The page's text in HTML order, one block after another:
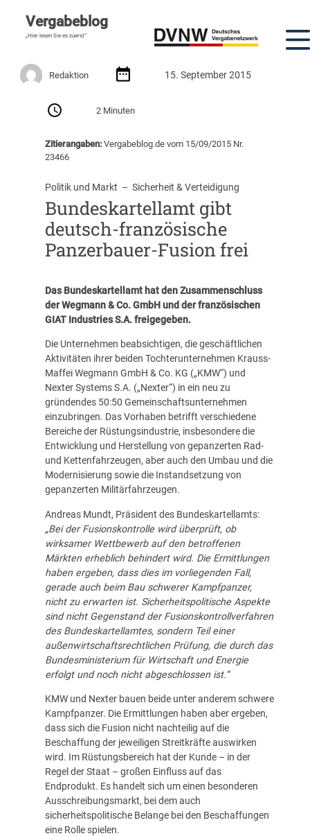
Vergabeblog
„Hier lesen Sie es zuerst“
Redaktion 15. September 2015
2 Minuten
Zitierangaben:Vergabeblog.de vom 15/09/2015 Nr.
23466
Politik und Markt
  –
Sicherheit & Verteidigung
Bundeskartellamt gibt
deutsch-französische
Panzerbauer-Fusion frei
Das Bundeskartellamt hat den Zusammenschluss
der Wegmann & Co. GmbH und der französischen
GIAT Industries S.A. freigegeben.
Die Unternehmen beabsichtigen, die geschäftlichen
Aktivitäten ihrer beiden Tochterunternehmen Krauss-
Maffei Wegmann GmbH & Co. KG („KMW“) und
Nexter Systems S.A. („Nexter“) in ein neu zu
gründendes 50:50 Gemeinschaftsunternehmen
einzubringen. Das Vorhaben betrifft verschiedene
Bereiche der Rüstungsindustrie, insbesondere die
Entwicklung und Herstellung von gepanzerten Rad-
und Kettenfahrzeugen, aber auch den Umbau und die
Modernisierung sowie die Instandsetzung von
gepanzerten Militärfahrzeugen.
Andreas Mundt, Präsident des Bundeskartellamts:
„Bei der Fusionskontrolle wird überprüft, ob
wirksamer Wettbewerb auf den betroffenen
Märkten erheblich behindert wird. Die Ermittlungen
haben ergeben, dass dies im vorliegenden Fall,
gerade auch beim Bau schwerer Kampfpanzer,
nicht zu erwarten ist. Sicherheitspolitische Aspekte
sind nicht Gegenstand der Fusionskontrollverfahren
des Bundeskartellamtes, sondern Teil einer
außenwirtschaftsrechtlichen Prüfung, die durch das
Bundesministerium für Wirtschaft und Energie
erfolgt und noch nicht abgeschlossen ist.“
KMW und Nexter bauen beide unter anderem schwere
Kampfpanzer. Die Ermittlungen haben aber ergeben,
dass sich die Fusion nicht nachteilig auf die
Beschaffung der jeweiligen Streitkräfte auswirken
wird. Im Rüstungsbereich hat der Kunde – in der
Regel der Staat – großen Einfluss auf das
Endprodukt. Es handelt sich um einen besonderen
Ausschreibungsmarkt, bei dem auch
sicherheitspolitische Belange bei den Beschaffungen
eine Rolle spielen.